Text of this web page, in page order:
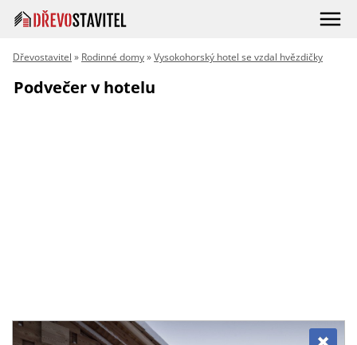
Dřevostavitel » Rodinné domy»Vysokohorský hotel se vzdal hvězdičky
Podvečer v hotelu